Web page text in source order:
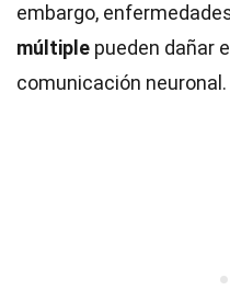
embargo,
múltiple pueden dañar
comunicación neuronal.